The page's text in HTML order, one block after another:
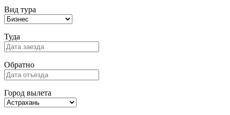
Вид тура
Туда
Обратно
Город вылета